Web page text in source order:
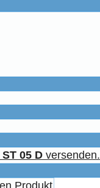
ST 05 D versenden.
Produkt